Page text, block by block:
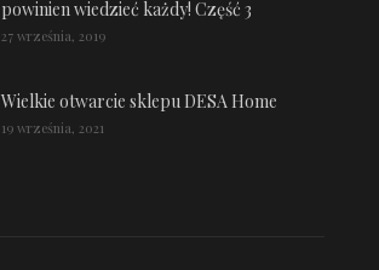
powinien wiedzieć każdy! Część 3
27 września, 2019
Wielkie otwarcie sklepu DESA Home
19 września, 2021